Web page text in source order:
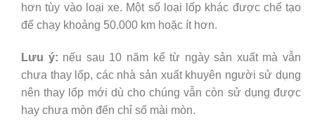
hơn tùy vào loại xe. Một số loại lốp khác được chế tạo
để chạy khoảng 50.000 km hoặc ít hơn.
Lưu ý: nếu sau 10 năm kể từ ngày sản xuất mà vẫn
chưa thay lốp, các nhà sản xuất khuyên người sử dụng
nên thay lốp mới dù cho chúng vẫn còn sử dụng được
hay chưa mòn đến chỉ số mài mòn.